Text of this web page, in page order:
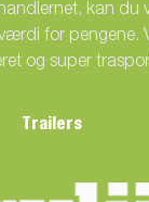
kan du
for pengene.
og super
Trailers